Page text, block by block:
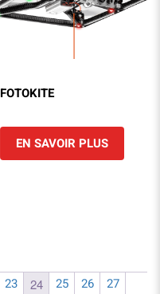
FOTOKITE
EN SAVOIR PLUS
23 24 25 26
27